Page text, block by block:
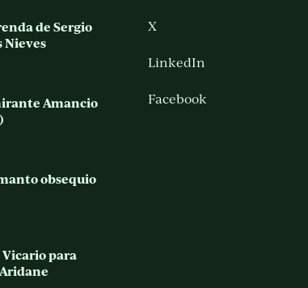
de Sergio
Nieves
Amancio
obsequio
Vicario para
X
LinkedIn
Facebook